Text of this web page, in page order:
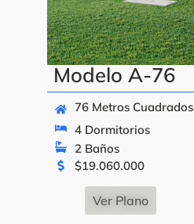
Modelo A-76
76 Metros Cuadrados
4 Dormitorios
2 Baños
$19.060.000
Ver Plano